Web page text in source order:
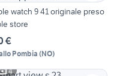
watch 9 41 originale preso
store
€
Pombia (NO)
4